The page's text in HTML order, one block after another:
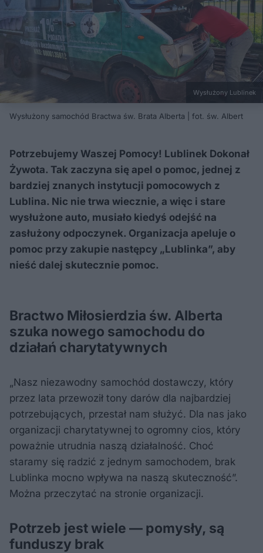
Wysłużony Lublinek
Wysłużony samochód Bractwa św. Brata Alberta | fot. św. Albert
Potrzebujemy Waszej Pomocy! Lublinek Dokonał
Żywota. Tak zaczyna się apel o pomoc, jednej z
bardziej znanych instytucji pomocowych z
Lublina. Nic nie trwa wiecznie, a więc i stare
wysłużone auto, musiało kiedyś odejść na
zasłużony odpoczynek. Organizacja apeluje o
pomoc przy zakupie następcy „Lublinka”, aby
nieść dalej skutecznie pomoc.
Bractwo Miłosierdzia św. Alberta
szuka nowego samochodu do
działań charytatywnych
„Nasz niezawodny samochód dostawczy, który
przez lata przewoził tony darów dla najbardziej
potrzebujących, przestał nam służyć. Dla nas jako
organizacji charytatywnej to ogromny cios, który
poważnie utrudnia naszą działalność. Choć
staramy się radzić z jednym samochodem, brak
Lublinka mocno wpływa na naszą skuteczność”.
Można przeczytać na stronie organizacji.
Potrzeb jest wiele — pomysły, są
funduszy brak